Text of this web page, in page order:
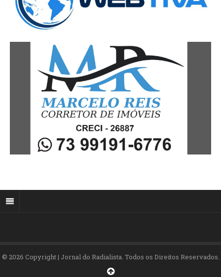
© 2026 Copyright | Jornal do Radialista. Todos os Direitos Reservados.